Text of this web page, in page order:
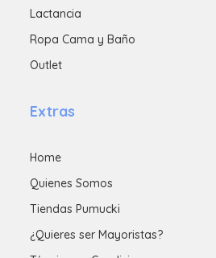
Lactancia
Ropa Cama y Baño
Outlet
Extras
Home
Quienes Somos
Tiendas Pumucki
¿Quieres ser Mayoristas?